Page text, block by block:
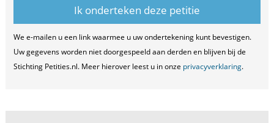
We e-mailen u een link waarmee u uw ondertekening kunt bevestigen.
Uw gegevens worden niet doorgespeeld aan derden en blijven bij de
Stichting Petities.nl. Meer hierover leest u in onze privacyverklaring.